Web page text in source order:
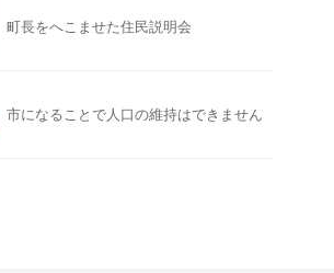
町長をへこませた住民説明会
市になることで人口の維持はできません